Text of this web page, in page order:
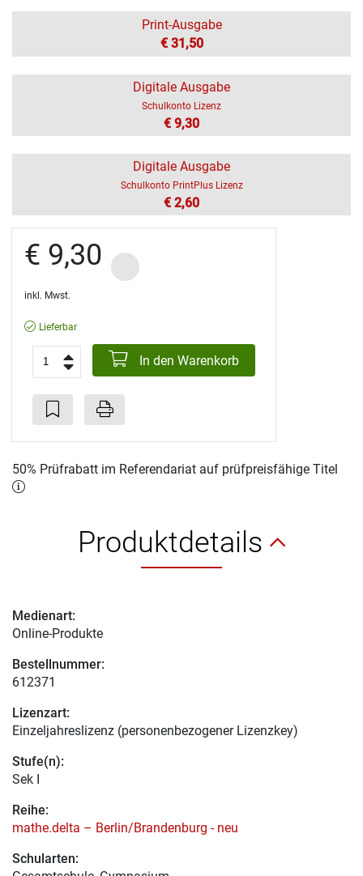
Print-Ausgabe
€ 31,50
Digitale Ausgabe
Schulkonto Lizenz
€ 9,30
Digitale Ausgabe
Schulkonto PrintPlus Lizenz
€ 2,60
€ 9,30
inkl. Mwst.
Lieferbar
In den Warenkorb
50% Prüfrabatt im Referendariat auf prüfpreisfähige Titel
Produktdetails
Medienart:
Online-Produkte
Bestellnummer:
612371
Lizenzart:
Einzeljahreslizenz (personenbezogener Lizenzkey)
Stufe(n):
Sek I
Reihe:
mathe.delta – Berlin/Brandenburg - neu
Schularten: